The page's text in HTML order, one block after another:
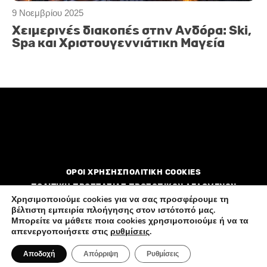
9 Νοεμβρίου 2025
Χειμερινές διακοπές στην Ανδόρα: Ski,
Spa και Χριστουγεννιάτικη Μαγεία
ΟΡΟΙ ΧΡΗΣΗΣΠΟΛΙΤΙΚΗ COOKIES
ΠΟΛΙΤΙΚΗ ΠΡΟΣΤΑΣΙΑΣ ΠΡΟΣΩΠΙΚΩΝ ΔΕΔΟΜΕΝΩΝ
ΔιαφημιστείτεΕπικοινωνίαΠοιοί είμαστε
Χρησιμοποιούμε cookies για να σας προσφέρουμε τη
βέλτιστη εμπειρία πλοήγησης στον ιστότοπό μας.
Μπορείτε να μάθετε ποια cookies χρησιμοποιούμε ή να τα
απενεργοποιήσετε στις ρυθμίσεις.
Αποδοχή Απόρριψη Ρυθμίσεις